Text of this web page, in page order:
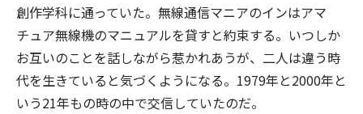
創作学科に通っていた。無線通信マニアのインはアマ
チュア無線機のマニュアルを貸すと約束する。いつしか
お互いのことを話しながら惹かれあうが、二人は違う時
代を生きていると気づくようになる。1979年と2000年と
いう21年もの時の中で交信していたのだ。